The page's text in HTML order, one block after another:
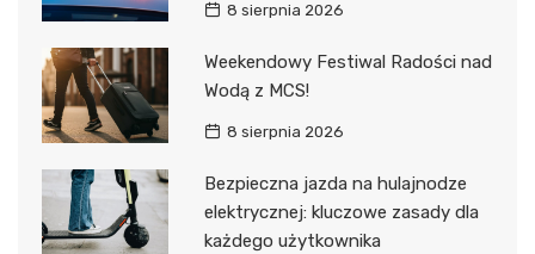
8 sierpnia 2026
Weekendowy Festiwal Radości nad
Wodą z MCS!
8 sierpnia 2026
Bezpieczna jazda na hulajnodze
elektrycznej: kluczowe zasady dla
każdego użytkownika